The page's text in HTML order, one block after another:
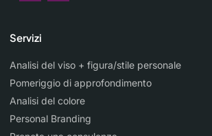
Servizi
Analisi del viso + figura/stile personale
Pomeriggio di approfondimento
Analisi del colore
Personal Branding